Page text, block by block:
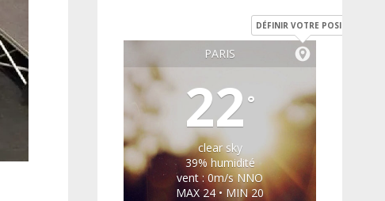
PARIS
DÉFINIR VOTRE POSITION
22 °
clear sky
39% humidité
vent : 0m/s NNO
MAX 24 • MIN 20